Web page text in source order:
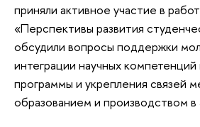
приняли активное участие в
«Перспективы развития
обсудили вопросы поддержки
интеграции научных
программы и укрепления связей
образованием и производством